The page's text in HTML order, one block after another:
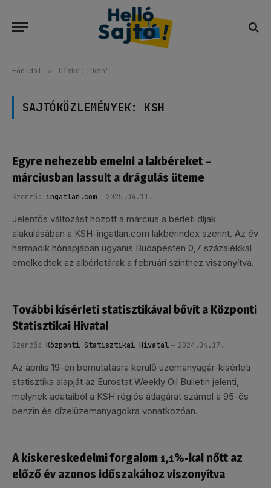
Főoldal » Címke: "ksh"
SAJTÓKÖZLEMÉNYEK: KSH
Egyre nehezebb emelni a lakbéreket –
márciusban lassult a drágulás üteme
Szerző: ingatlan.com 2025.04.11.
Jelentős változást hozott a március a bérleti díjak
alakulásában a KSH-ingatlan.com lakbérindex szerint. Az év
harmadik hónapjában ugyanis Budapesten 0,7 százalékkal
emelkedtek az albérletárak a februári szinthez viszonyítva.
További kísérleti statisztikával bővít a Központi
Statisztikai Hivatal
Szerző: Központi Statisztikai Hivatal 2024.04.17.
Az április 19-én bemutatásra kerülő üzemanyagár-kísérleti
statisztika alapját az Eurostat Weekly Oil Bulletin jelenti,
melynek adataiból a KSH régiós átlagárat számol a 95-ös
benzin és dízelüzemanyagokra vonatkozóan.
A kiskereskedelmi forgalom 1,1%-kal nőtt az
előző év azonos időszakához viszonyítva